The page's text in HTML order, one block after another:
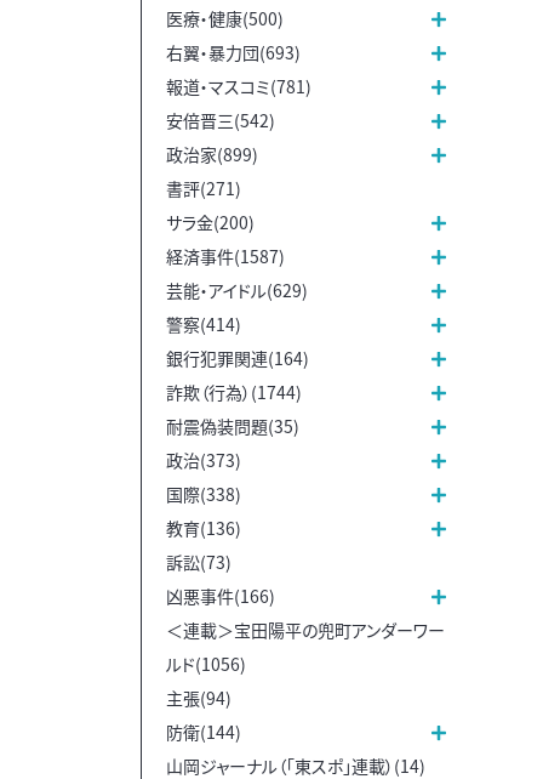
医療・健康(500)
右翼・暴力団(693)
報道・マスコミ(781)
安倍晋三(542)
政治家(899)
書評(271)
サラ金(200)
経済事件(1587)
芸能・アイドル(629)
警察(414)
銀行犯罪関連(164)
詐欺（行為）(1744)
耐震偽装問題(35)
政治(373)
国際(338)
教育(136)
訴訟(73)
凶悪事件(166)
＜連載＞宝田陽平の兜町アンダーワー
ルド(1056)
主張(94)
防衛(144)
山岡ジャーナル（「東スポ」連載）(14)